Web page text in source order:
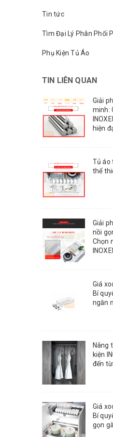
Tin tức
Tìm Đại Lý Phân Phối
Phụ Kiện Tủ Áo
TIN LIÊN QUAN
Giải
minh:
hiện
Tủ áo
thể
Giải
nồi
Chọn
Giá
Bí
ngăn
Nâng
kiện
đến
Giá
Bí
gọn